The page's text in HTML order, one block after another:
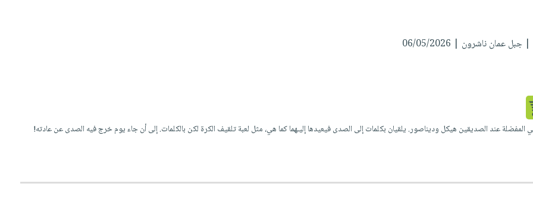
| جبل عمان ناشرون | 06/05/2026
المفضلة عند الصديقين هيكل وديناصور. يلقيان بكلمات إلى الصدى فيعيدها إليـهما كما هي، مثل لعبة تلقيف الكرة لكن بالكلمات. إلى أن جاء يوم خرج فيه الصدى عن عادته!